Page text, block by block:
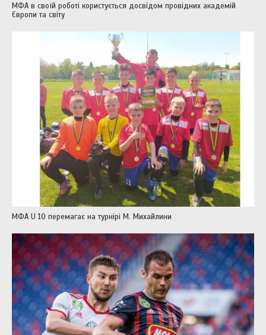
МФА в своїй роботі користується досвідом провідних академій
Європи та світу
МФА U 10 перемагає на турнірі М. Михайлини